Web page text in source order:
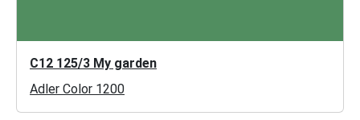
C12 125/3 My garden
Adler Color 1200